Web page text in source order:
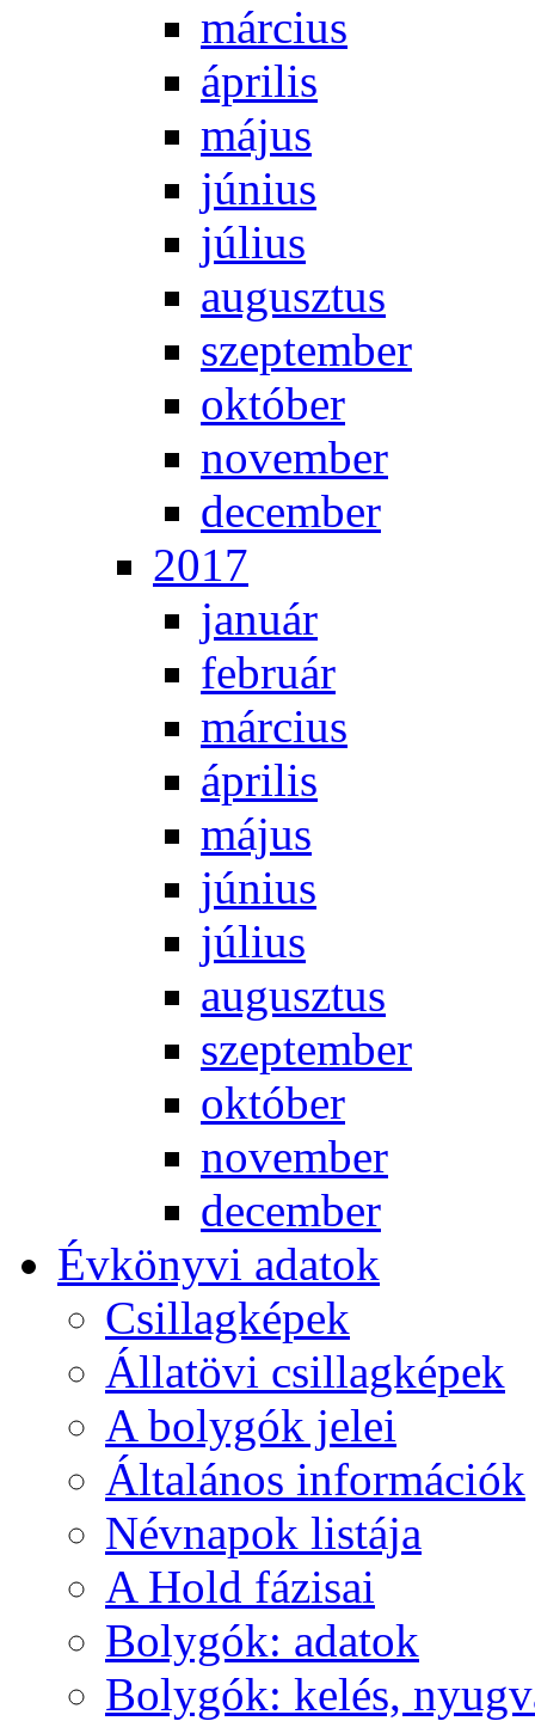
már­ci­us
áp­ri­lis
má­jus
jú­ni­us
jú­li­us
au­gusz­tus
szep­tem­ber
ok­tó­ber
no­vem­ber
de­cem­ber
2017
ja­nu­ár
feb­ru­ár
már­ci­us
áp­ri­lis
má­jus
jú­ni­us
jú­li­us
au­gusz­tus
szep­tem­ber
ok­tó­ber
no­vem­ber
de­cem­ber
Év­köny­vi ada­tok
Csil­lag­ké­pek
Ál­lat­övi csil­lag­ké­pek
A boly­gók je­lei
Ál­ta­lá­nos in­for­má­ci­ók
Név­na­pok lis­tá­ja
A Hold fá­zi­sai
Boly­gók: ada­tok
Boly­gók: ke­lés,